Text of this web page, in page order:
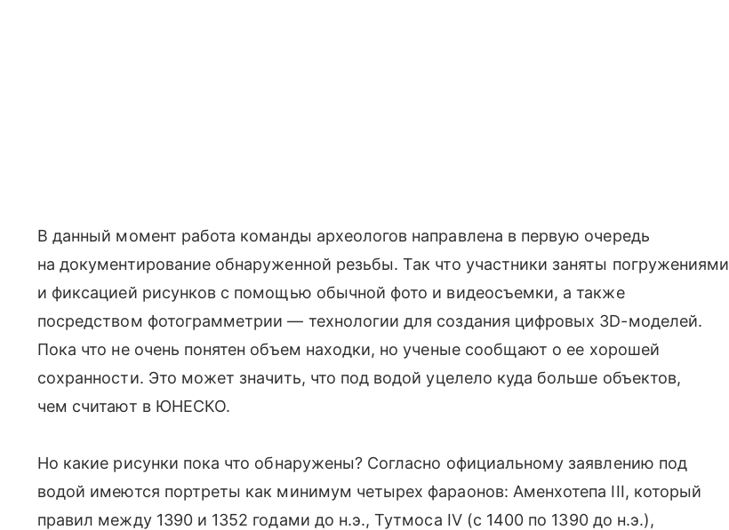
В данный момент работа команды археологов направлена в первую очередь
на документирование обнаруженной резьбы. Так что участники заняты погружениями
и фиксацией рисунков с помощью обычной фото и видеосъемки, а также
посредством фотограмметрии — технологии для создания цифровых 3D-моделей.
Пока что не очень понятен объем находки, но ученые сообщают о ее хорошей
сохранности. Это может значить, что под водой уцелело куда больше объектов,
чем считают в ЮНЕСКО.
Но какие рисунки пока что обнаружены? Согласно официальному заявлению под
водой имеются портреты как минимум четырех фараонов: Аменхотепа III, который
правил между 1390 и 1352 годами до н.э., Тутмоса IV (с 1400 по 1390 до н.э.),